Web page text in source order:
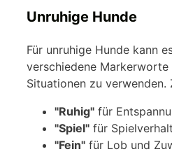
Unruhige Hunde
Für unruhige Hunde kann
verschiedene
Situationen zu verwenden.
"Ruhig" für
"Spiel" für
"Fein" für Lob und